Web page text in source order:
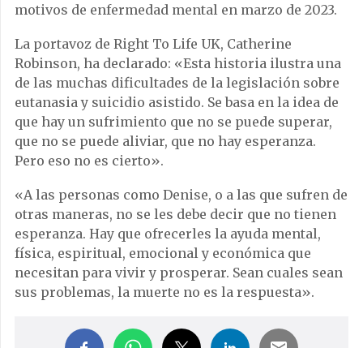
motivos de enfermedad mental en marzo de 2023.
La portavoz de Right To Life UK, Catherine
Robinson, ha declarado: «Esta historia ilustra una
de las muchas dificultades de la legislación sobre
eutanasia y suicidio asistido. Se basa en la idea de
que hay un sufrimiento que no se puede superar,
que no se puede aliviar, que no hay esperanza.
Pero eso no es cierto».
«A las personas como Denise, o a las que sufren de
otras maneras, no se les debe decir que no tienen
esperanza. Hay que ofrecerles la ayuda mental,
física, espiritual, emocional y económica que
necesitan para vivir y prosperar. Sean cuales sean
sus problemas, la muerte no es la respuesta».